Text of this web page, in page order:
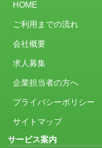
HOME
ご利用までの流れ
会社概要
求人募集
企業担当者の方へ
プライバシーポリシー
サイトマップ
サービス案内